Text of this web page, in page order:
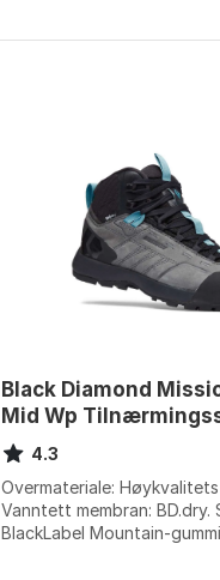
Black Diamond
Mid Wp
4.3
Overmateriale:
Vanntett membran: BD.dry.
BlackLabel Mountain-